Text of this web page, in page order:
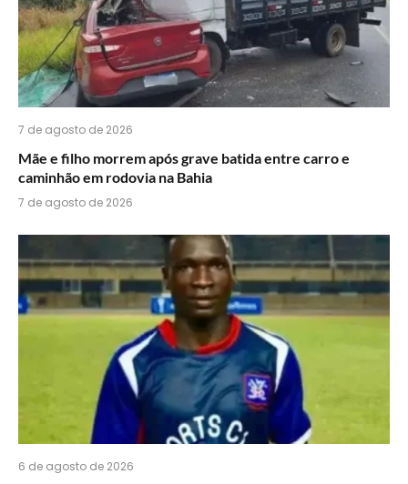
7 de agosto de 2026
Mãe e filho morrem após grave batida entre carro e
caminhão em rodovia na Bahia
7 de agosto de 2026
6 de agosto de 2026